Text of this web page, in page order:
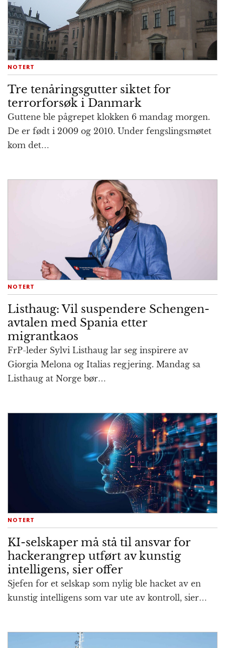
NOTERT
Tre tenårings­gutter siktet for
terrorforsøk i Danmark
Guttene ble pågrepet klokken 6 mandag morgen.
De er født i 2009 og 2010. Under fengslings­møtet
kom det…
NOTERT
Listhaug: Vil suspendere Schengen-
avtalen med Spania etter
migrantkaos
FrP-leder Sylvi Listhaug lar seg inspir­ere av
Giorgia Melona og Italias reg­jering. Mandag sa
Listhaug at Norge bør…
NOTERT
KI-selskaper må stå til ansvar for
hackerangrep utført av kunstig
intelligens, sier offer
Sjefen for et selskap som nylig ble hacket av en
kunstig intelligens som var ute av kontroll, sier…